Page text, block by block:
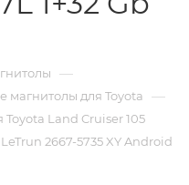
—
магнитолы для Toyota —
Land Cruiser 105
2667-5735 XY Android